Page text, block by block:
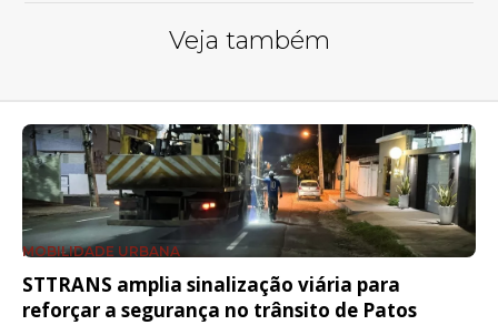
Veja também
MOBILIDADE URBANA
STTRANS amplia sinalização viária para
reforçar a segurança no trânsito de Patos